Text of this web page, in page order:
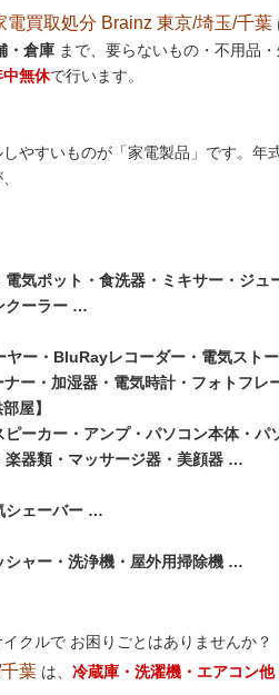
買取処分 Brainz 東京/埼玉/千葉
・倉庫 まで、要らないもの・不用品
中無休で行います。
やすいものが「家電製品」です。年
気ポット・食洗器・ミキサー・ジュ
クーラー …
ー・BluRayレコーダー・電気スト
ー・加湿器・電気時計・フォトフレ
屋】
ーカー・アンプ・パソコン本体・
楽器類・マッサージ器・美顔器 …
シェーバー …
シャー・洗浄機・屋外用掃除機 …
クルで お困りごとはありませんか？
葉 は、 冷蔵庫・洗濯機・エアコン